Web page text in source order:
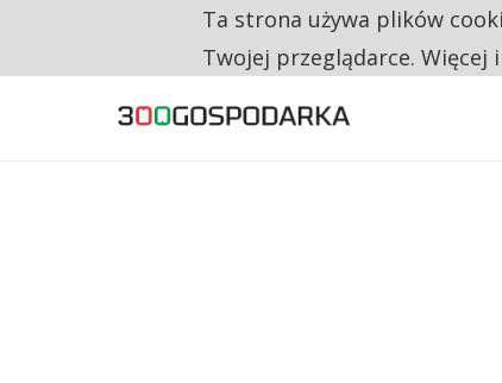
RESTRYKCJE CHIN UDERZAJĄ W
Ta strona używa plików
Twojej przeglądarce. Więcej